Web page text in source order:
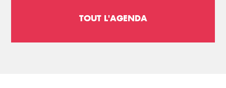
TOUT L'AGENDA